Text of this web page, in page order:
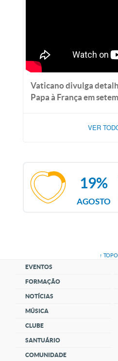
Vaticano divulga
Papa à França em
VER
AGOSTO
19%
↑ TOPO
EVENTOS
FORMAÇÃO
NOTÍCIAS
MÚSICA
CLUBE
SANTUÁRIO
COMUNIDADE